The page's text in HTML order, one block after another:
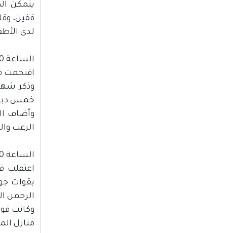
يتمكن
قفين،
لدى
الساعة 09:00
اقتحمت
وذكر
خمس
وأضاف
الرعب
الساعة 08:00
اعتقلت
بقوات
الرحمن
وكانت
منازل